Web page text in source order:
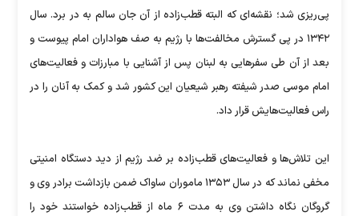
پی‌ریزی شد؛ نقشه‌ای که البته قطب‌زاده از آن جان سالم به در برد. سال
۱۳۴۲ در پی گسترش مخالفت‌ها با رژیم به صف هواداران امام پیوست و
بعد از آن طی سفرهایی به لبنان پس از آشنایی با مبارزات و فعالیت‌های
امام موسی صدر شیفته رهبر شیعیان این کشور شد و کمک به آنان را در
راس فعالیت‌هایش قرار داد.
این تلاش‌ها و فعالیت‌های قطب‌زاده بر ضد رژیم از دید دستگاه امنیتی
مخفی نماند که در سال ۱۳۵۳ ماموران ساواک ضمن بازداشت برادر وی و
گروگان نگاه داشتن وی به مدت ۶ ماه از قطب‌زاده خواستند خود را